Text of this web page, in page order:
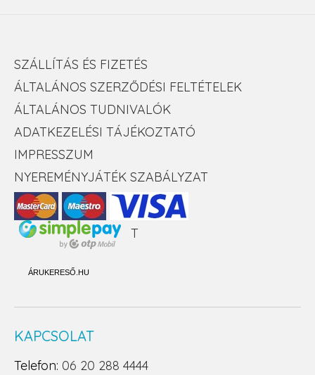
SZÁLLÍTÁS ÉS FIZETÉS
ÁLTALÁNOS SZERZŐDÉSI FELTÉTELEK
ÁLTALÁNOS TUDNIVALÓK
ADATKEZELÉSI TÁJÉKOZTATÓ
IMPRESSZUM
NYEREMÉNYJÁTÉK SZABÁLYZAT
T
ÁRUKERESŐ.HU
KAPCSOLAT
Telefon: 06 20 288 4444